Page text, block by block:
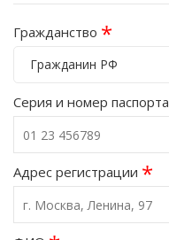
Гражданство *
Гражданин РФ
Серия и номер паспорта
Адрес регистрации *